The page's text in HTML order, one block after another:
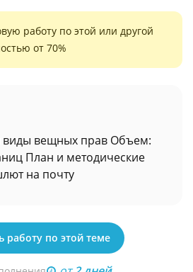
работу по этой или другой
от 70%
виды вещных прав Объем:
План и методические
на почту
работу по этой теме